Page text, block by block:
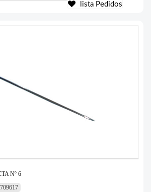
lista Pedidos
Nº 6